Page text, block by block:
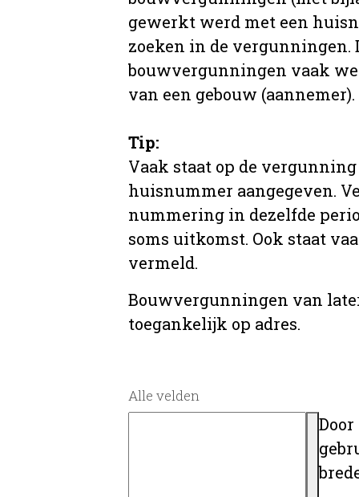
gewerkt werd met een
zoeken in de vergunningen.
bouwvergunningen vaak
van een gebouw (aannemer).
Tip:
Vaak staat op de
huisnummer aangegeven.
nummering in dezelfde
soms uitkomst. Ook staat
vermeld.
Bouwvergunningen van
toegankelijk op adres.
Alle velden